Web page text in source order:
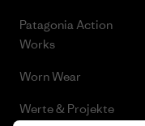
Patagonia Action
Works
Worn Wear
Werte & Projekte